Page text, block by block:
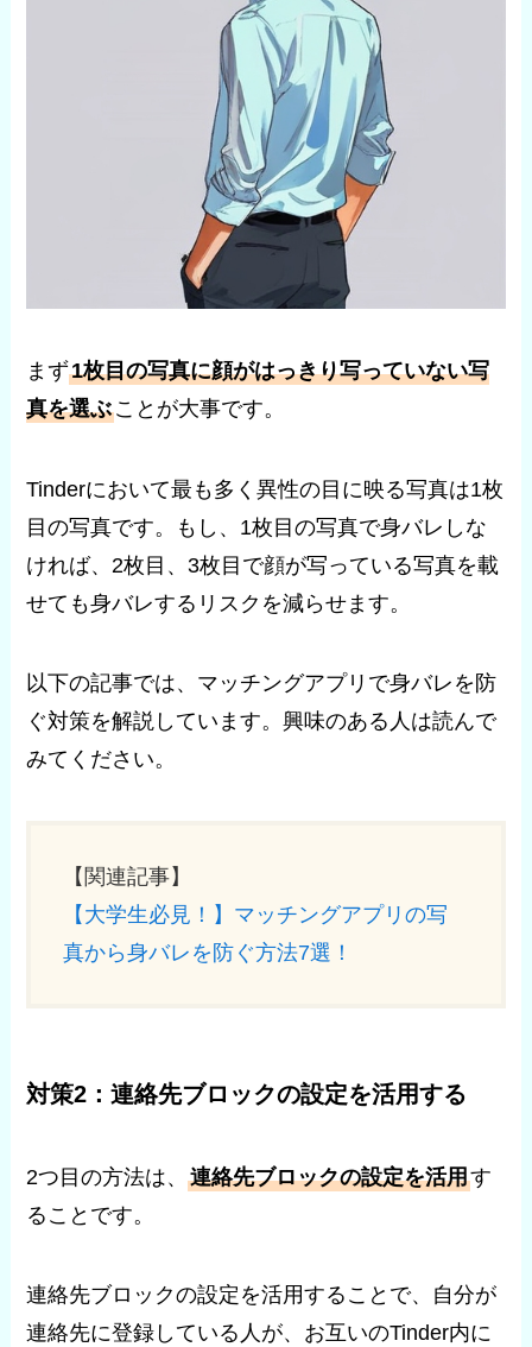
まず1枚目の写真に顔がはっきり写っていない写
真を選ぶことが大事です。
Tinderにおいて最も多く異性の目に映る写真は1枚
目の写真です。もし、1枚目の写真で身バレしな
ければ、2枚目、3枚目で顔が写っている写真を載
せても身バレするリスクを減らせます。
以下の記事では、マッチングアプリで身バレを防
ぐ対策を解説しています。興味のある人は読んで
みてください。
【関連記事】
【大学生必見！】マッチングアプリの写
真から身バレを防ぐ方法7選！
対策2：連絡先ブロックの設定を活用する
2つ目の方法は、連絡先ブロックの設定を活用す
ることです。
連絡先ブロックの設定を活用することで、自分が
連絡先に登録している人が、お互いのTinder内に